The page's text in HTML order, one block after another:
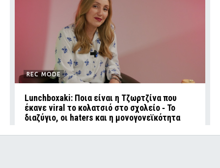
REC MODE
Lunchboxaki: Ποια είναι η Τζωρτζίνα που
έκανε viral το κολατσιό στο σχολείο ‑ Το
διαζύγιο, οι haters και η μονογονεϊκότητα